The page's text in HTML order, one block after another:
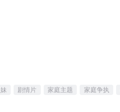
剧情片 家庭主题 家庭争执